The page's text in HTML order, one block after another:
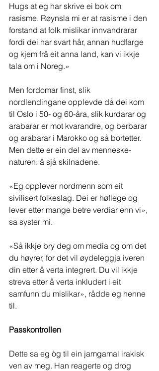
Hugs at eg har skrive ei bok om
rasisme. Røynsla mi er at rasisme i den
forstand at folk mislikar innvandrarar
fordi dei har svart hår, annan hudfarge
og kjem frå eit anna land, kan vi ikkje
tala om i Noreg.»
Men fordomar finst, slik
nordlendingane opplevde då dei kom
til Oslo i 50- og 60-åra, slik kurdarar og
arabarar er mot kvarandre, og berbarar
og arabarar i Marokko og så bortetter.
Men dette er ein del av menneske-
naturen: å sjå skilnadene.
«Eg opplever nordmenn som eit
sivilisert folkeslag. Dei er høflege og
lever etter mange betre verdiar enn vi»,
sa syster mi.
«Så ikkje bry deg om media og om det
du høyrer, for det vil øydeleggja iveren
din etter å verta integrert. Du vil ikkje
streva etter å verta inkludert i eit
samfunn du mislikar», rådde eg henne
til.
Passkontrollen
Dette sa eg òg til ein jamgamal irakisk
ven av meg. Han reagerte og drog